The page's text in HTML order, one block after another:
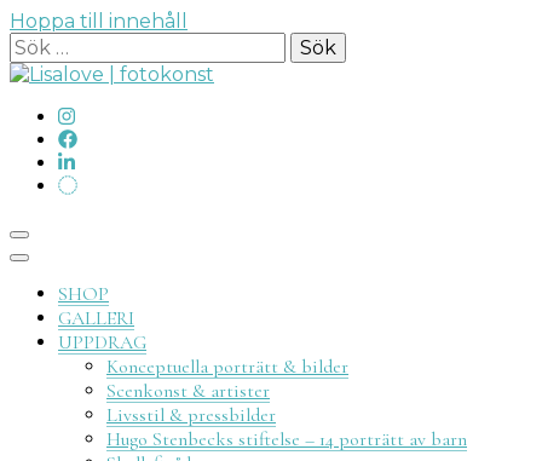
Hoppa till innehåll
Sök
efter:
SHOP
GALLERI
UPPDRAG
Konceptuella porträtt & bilder
Scenkonst & artister
Livsstil & pressbilder
Hugo Stenbecks stiftelse – 14 porträtt av barn